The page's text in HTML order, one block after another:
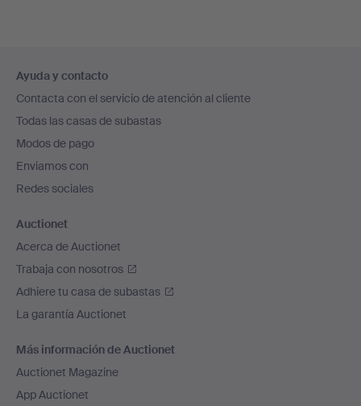
en
el
pie
de
página
Ayuda y contacto
Contacta con el servicio de atención al cliente
Todas las casas de subastas
Modos de pago
Enviamos con
Redes sociales
Auctionet
Acerca de Auctionet
Trabaja con nosotros
Adhiere tu casa de subastas
La garantía Auctionet
Más información de Auctionet
Auctionet Magazine
App Auctionet